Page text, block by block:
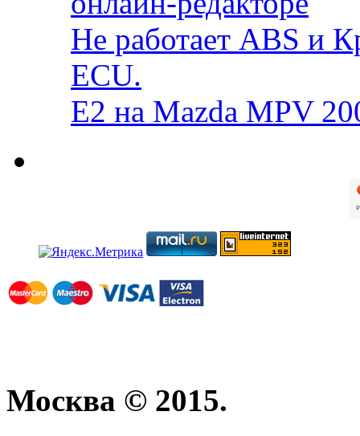
Не работает ABS и
ECU.
E2 на Mazda MPV
Москва © 2015.